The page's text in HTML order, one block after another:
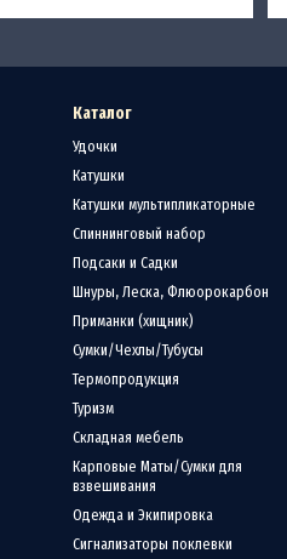
Каталог
Удочки
Катушки
Катушки мультипликаторные
Спиннинговый набор
Подсаки и Садки
Шнуры, Леска, Флюорокарбон
Приманки (хищник)
Сумки/Чехлы/Тубусы
Термопродукция
Туризм
Складная мебель
Карповые Маты/Сумки для
взвешивания
Одежда и Экипировка
Сигнализаторы поклевки